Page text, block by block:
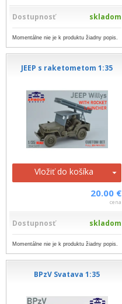
Dostupnosť skladom
Momentálne nie je k produktu žiadny popis.
JEEP s raketometom 1:35
Vložiť do košíka
20.00 €
cena
Dostupnosť skladom
Momentálne nie je k produktu žiadny popis.
BPzV Svatava 1:35